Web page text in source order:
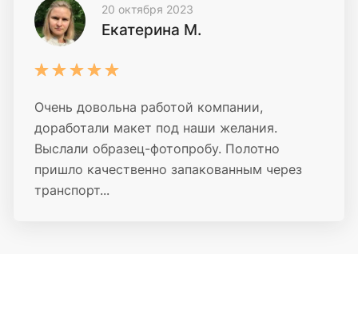
20 октября 2023
Екатерина М.
Очень довольна работой компании,
доработали макет под наши желания.
Выслали образец-фотопробу. Полотно
пришло качественно запакованным через
транспорт...